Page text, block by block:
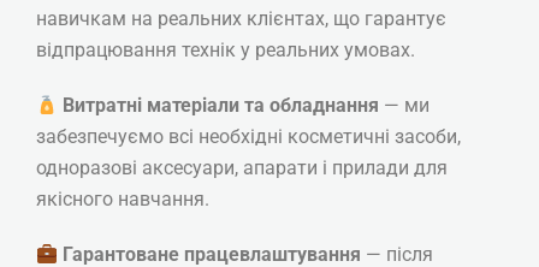
навичкам на реальних клієнтах, що гарантує
відпрацювання технік у реальних умовах.
Витратні матеріали та обладнання — ми
забезпечуємо всі необхідні косметичні засоби,
одноразові аксесуари, апарати і прилади для
якісного навчання.
Гарантоване працевлаштування — після